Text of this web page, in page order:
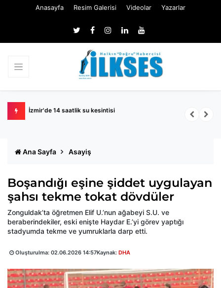
Anasayfa Resim Galerisi Videolar Yazarlar
İzmir'de 14 saatlik su kesintisi
Ana Sayfa Asayiş
Boşandığı eşine şiddet uygulayan
şahsı tekme tokat dövdüler
Zonguldak’ta öğretmen Elif U.’nun ağabeyi S.U. ve
beraberindekiler, eski enişte Haydar E.’yi görev yaptığı
stadyumda tekme ve yumruklarla darp etti.
Oluşturulma: 02.06.2026 14:57Kaynak: DHA